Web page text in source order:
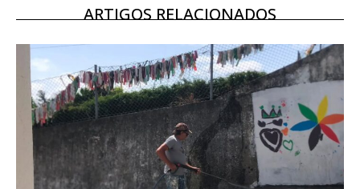
12 meses
Acesso ao conteúdo online
Acesso aos conteúdos Exclusivos para
assinantes
Ofertas para assinatura anual
ARTIGOS RELACIONADOS